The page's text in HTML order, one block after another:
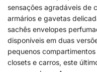
sensações agradáveis de
armários e gavetas
sachês envelopes
disponíveis em duas
pequenos
closets e carros, este